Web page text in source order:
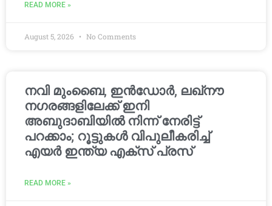
READ MORE »
August 5, 2026 No Comments
നവി മുംബൈ, ഇൻഡോർ, ലഖ്നൗ
നഗരങ്ങളിലേക്ക് ഇനി
അബുദാബിയിൽ നിന്ന് നേരിട്ട്
പറക്കാം; റൂട്ടുകൾ വിപുലീകരിച്ച്
എയർ ഇന്ത്യ എക്സ് പ്രസ്
READ MORE »